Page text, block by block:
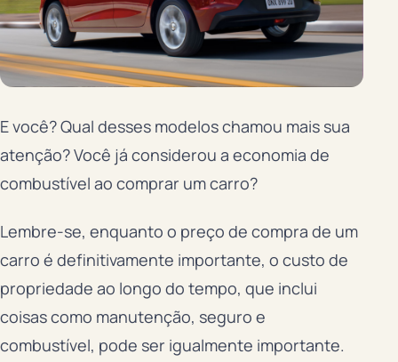
E você? Qual desses modelos chamou mais sua
atenção? Você já considerou a economia de
combustível ao comprar um carro?
Lembre-se, enquanto o preço de compra de um
carro é definitivamente importante, o custo de
propriedade ao longo do tempo, que inclui
coisas como manutenção, seguro e
combustível, pode ser igualmente importante.